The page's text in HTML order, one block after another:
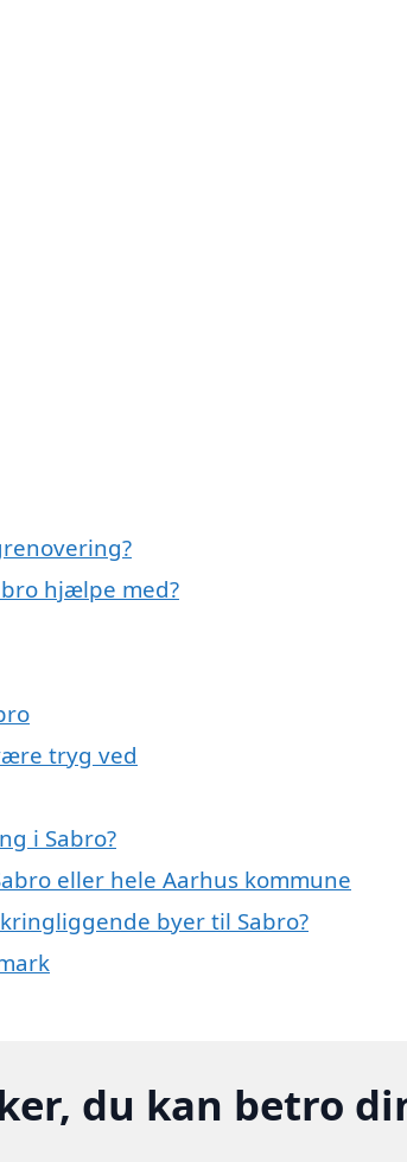
hjælpe med?
tryg ved
i Sabro?
eller hele Aarhus kommune
byer til Sabro?
du kan betro